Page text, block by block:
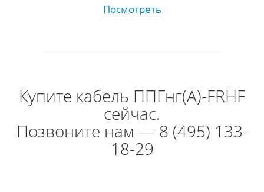
Посмотреть
Купите кабель ППГнг(А)-FRHF
сейчас.
Позвоните нам — 8 (495) 133-
18-29